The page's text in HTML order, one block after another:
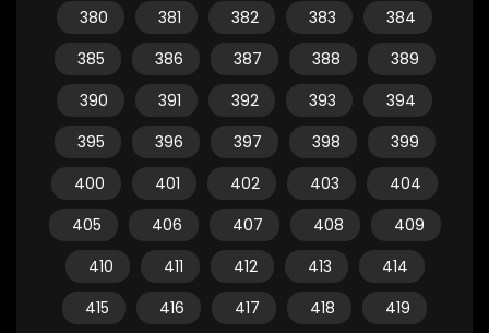
380
381 382 383
384
385
386 387 388
389
390
391 392 393
394
395
396 397 398
399
400
401 402 403
404
405
406 407 408
409
410
411 412 413
414
415
416 417 418 419